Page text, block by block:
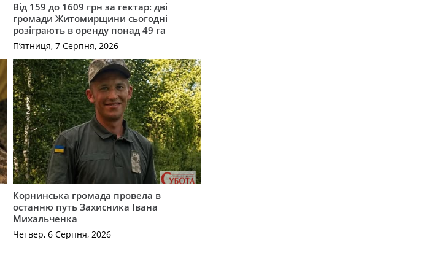
Від 159 до 1609 грн за гектар: дві
громади Житомирщини сьогодні
розіграють в оренду понад 49 га
П’ятниця, 7 Серпня, 2026
Корнинська громада провела в
останню путь Захисника Івана
Михальченка
Четвер, 6 Серпня, 2026